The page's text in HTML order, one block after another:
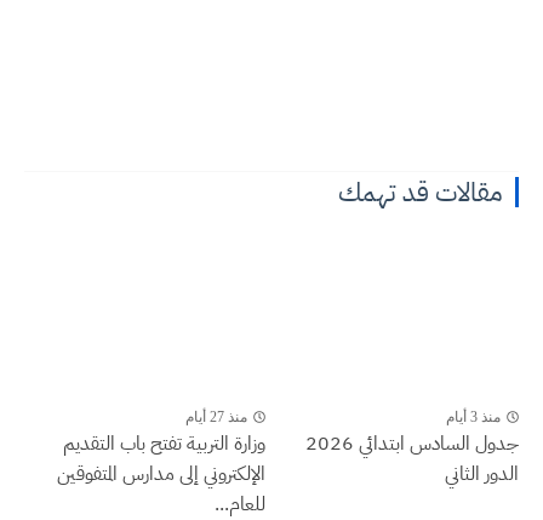
مقالات قد تهمك
منذ 3 أيام
جدول السادس ابتدائي 2026
الدور الثاني
منذ 27 أيام
وزارة التربية تفتح باب التقديم
الإلكتروني إلى مدارس المتفوقين
للعام...